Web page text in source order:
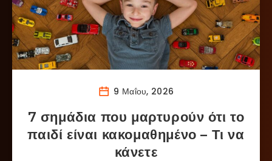
9 Μαΐου, 2026
7 σημάδια που μαρτυρούν ότι το
παιδί είναι κακομαθημένο – Τι να
κάνετε